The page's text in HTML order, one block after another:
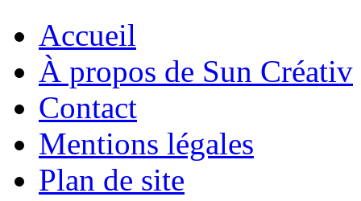
Accueil
À propos de Sun Créativ
Contact
Mentions légales
Plan de site